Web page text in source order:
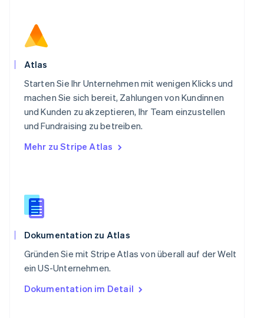
Atlas
Starten Sie Ihr Unternehmen mit wenigen Klicks und
machen Sie sich bereit, Zahlungen von Kundinnen
und Kunden zu akzeptieren, Ihr Team einzustellen
und Fundraising zu betreiben.
Mehr zu Stripe Atlas
Dokumentation zu Atlas
Gründen Sie mit Stripe Atlas von überall auf der Welt
ein US-Unternehmen.
Dokumentation im Detail
English
Schweden
Deutsch FrançaisItalianoEnglish
Singapur
English 简体中文
Slowakei
English
Slowenien
English
Spanien
Español
Thailand
Tschechische Republik
English
English